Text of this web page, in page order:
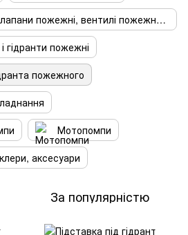
Крани пожежні, клапани пожежні, вентилі пожежного крана
гідранти пожежні
пожежного
Мотопомпи
аксесуари
За популярністю